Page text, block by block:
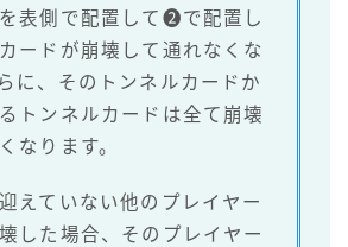
表側で配置して❷で配置し
ードが崩壊して通れなくな
に、そのトンネルカードか
トンネルカードは全て崩壊
なります。
えていない他のプレイヤー
した場合、そのプレイヤー